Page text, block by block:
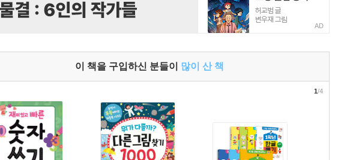
AD
이 책을 구입하신 분들이 많이 산 책
1/4